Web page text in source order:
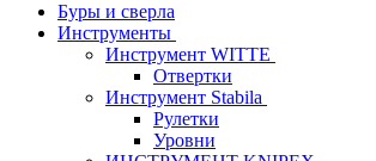
Буры и сверла
Инструменты
Инструмент WITTE
Отвертки
Инструмент Stabila
Рулетки
Уровни